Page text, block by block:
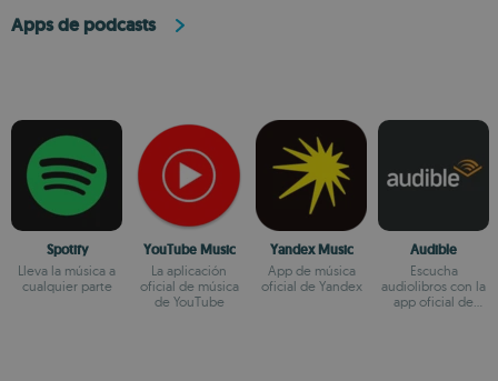
Apps de podcasts
Spotify
Lleva la música a
cualquier parte
YouTube Music
La aplicación
oficial de música
de YouTube
Yandex Music
App de música
oficial de Yandex
Audible
Escucha
audiolibros con la
app oficial de